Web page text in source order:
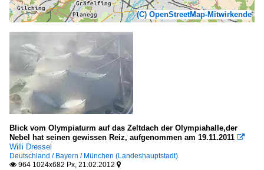
(C) OpenStreetMap-Mitwirkende
Blick vom Olympiaturm auf das Zeltdach der Olympiahalle,der
Nebel hat seinen gewissen Reiz, aufgenommen am 19.11.2011 
Willi Dressel
Deutschland / Bayern / München (Landeshauptstadt)
 964 1024x682 Px, 21.02.2012 